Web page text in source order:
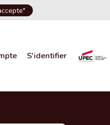
language
S'identifier